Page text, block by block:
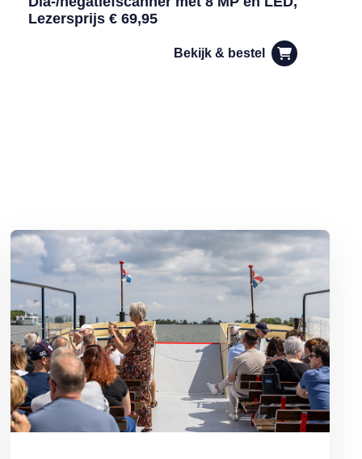
Lezersprijs € 69,95
Bekijk & bestel
warm weer sneller bederft
Lees meer over 4 leuke uitjes voor deze zomer